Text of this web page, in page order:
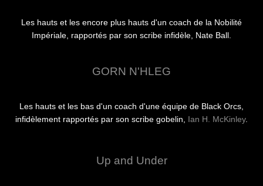
Les hauts et les encore plus hauts d'un coach de la Nobilité
Impériale, rapportés par son scribe infidèle, Nate Ball.
GORN N'HLEG
Les hauts et les bas d'un coach d'une équipe de Black Orcs,
infidèlement rapportés par son scribe gobelin, Ian H. McKinley.
Up and Under